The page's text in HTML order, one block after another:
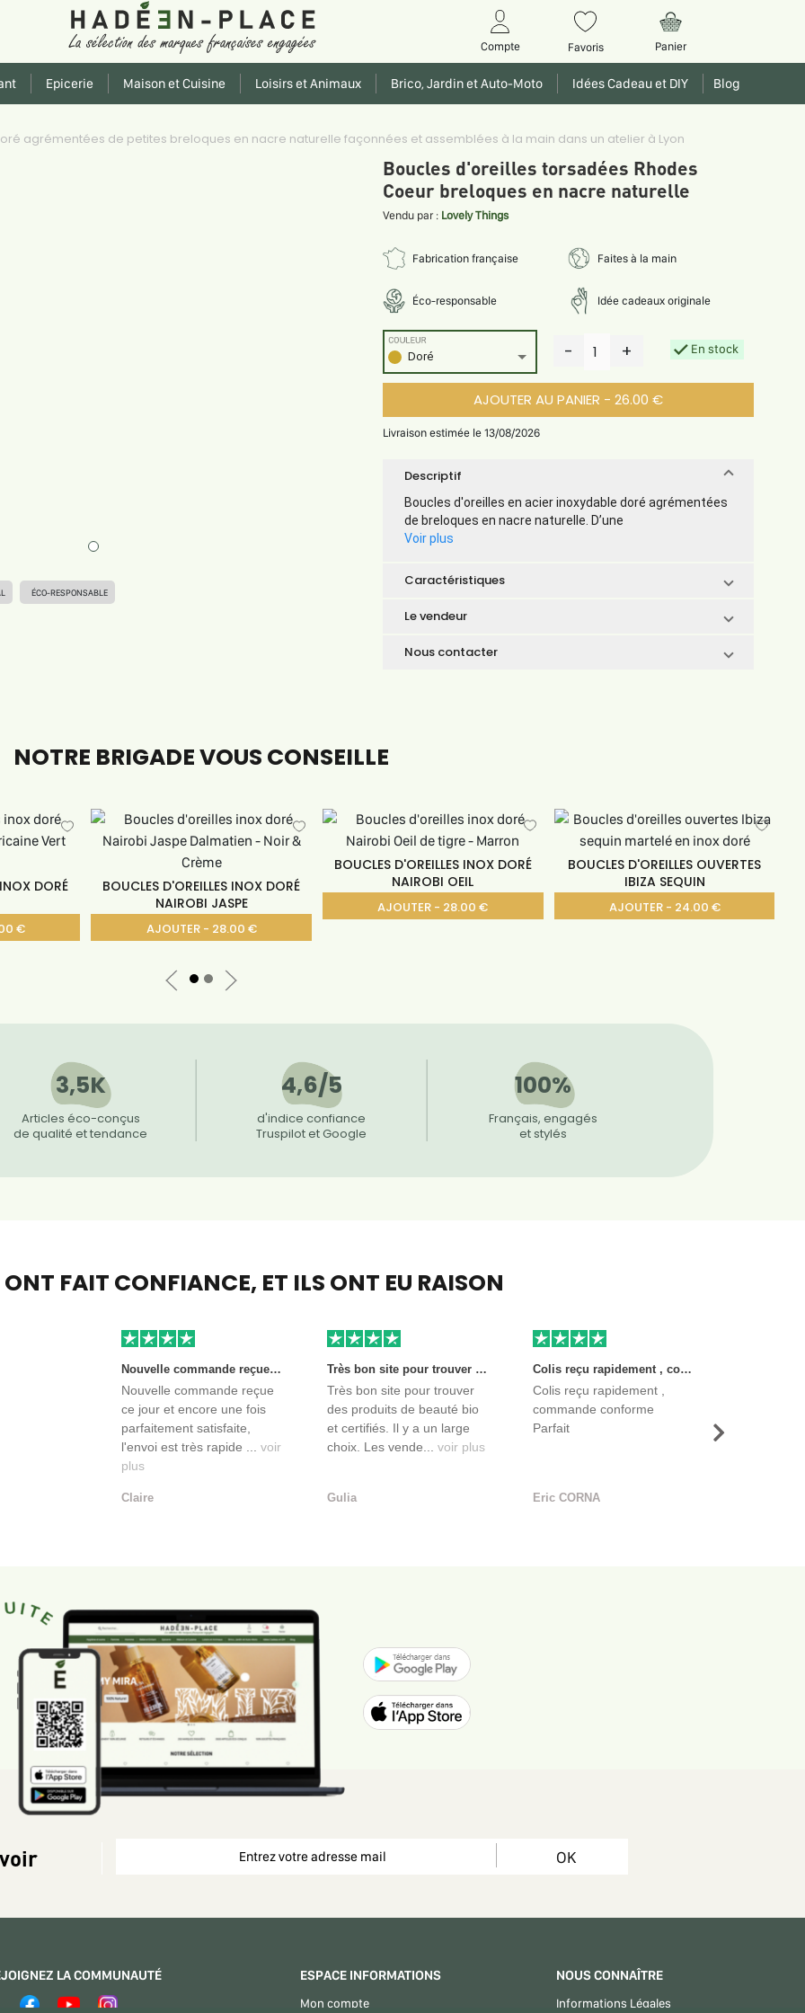
Compte Favoris Panier
Epicerie Maison et Cuisine Loisirs et Animaux Brico, Jardin et Auto-Moto Idées Cadeau et DIY Blog
agrémentées de petites breloques en nacre naturelle façonnées et assemblées à la main dans un atelier à Lyon
ÉCO-RESPONSABLE
Boucles d'oreilles torsadées Rhodes
Coeur breloques en nacre naturelle
Vendu par : Lovely Things
Fabrication française Faites à la main
Éco-responsable Idée cadeaux originale
Doré
COULEUR - 1 + En stock
AJOUTER AU PANIER - 26.00 €
Livraison estimée le 13/08/2026
Descriptif
Boucles d'oreilles en acier inoxydable doré agrémentées
de breloques en nacre naturelle. D’une
Voir plus
Caractéristiques
Le vendeur
Nous contacter
NOTRE BRIGADE VOUS CONSEILLE
DORÉ
€
BOUCLES D'OREILLES INOX DORÉ
NAIROBI JASPE
AJOUTER - 28.00 €
BOUCLES D'OREILLES INOX DORÉ
NAIROBI OEIL
AJOUTER - 28.00 €
BOUCLES D'OREILLES OUVERTES
IBIZA SEQUIN
AJOUTER - 24.00 €
3,5K
Articles éco-conçus
de qualité et tendance
4,6/5
d'indice confiance
Truspilot et Google
100%
Français, engagés
et stylés
ONT FAIT CONFIANCE, ET ILS ONT EU RAISON
Nouvelle commande reçue ce jour et encore une fois parfaitement satisfaite, l'envoi est très rapide et les produits sont toujours conditionnés de manière personnalisés. L'avantage de commander auprès de créateurs indépendants.
Nouvelle commande reçue
ce jour et encore une fois
parfaitement satisfaite,
l'envoi est très rapide ... voir
plus
Claire
Très bon site pour trouver des produits de beauté bio et certifiés. Il y a un large choix. Les vendeurs sont des entreprises françaises qui propose aussi des produits de qualité et moins chers que ce qu’on peut trouver dans des magasins.
Très bon site pour trouver
des produits de beauté bio
et certifiés. Il y a un large
choix. Les vende... voir plus
Gulia
Colis reçu rapidement , commande conforme Parfait
Colis reçu rapidement ,
commande conforme
Parfait
Eric CORNA
Suivant
OK
LA COMMUNAUTÉ ESPACE INFORMATIONS
Mon compte
NOUS CONNAÎTRE
Informations Légales